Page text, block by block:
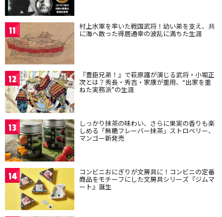
11 村上水軍を率いた戦国武将！幼い弟を支え、共
に海へ散った得居通幸の波乱に満ちた生涯
12 『豊臣兄弟！』で萩原護が演じる武将・小堀正
次とは？秀長・秀吉・家康が重用、“出家を重
ねた実務派”の生涯
13 しっかり抹茶の味わい、さらに果実の香りも楽
しめる「無糖フレーバー抹茶」ストロベリー、
マンゴー新発売
14 コンビニおにぎりが文房具に！コンビニの定番
商品をモチーフにした文房具シリーズ『ジムマ
ート』誕生